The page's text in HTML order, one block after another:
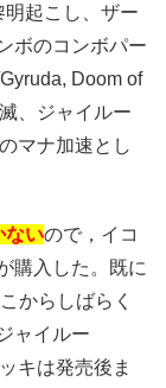
起こし、ザー
ボのコンボパー
Doom of
、ジャイルー
マナ加速とし
ないので，イコ
購入した。既に
からしばらく
ャイルー
キは発売後ま